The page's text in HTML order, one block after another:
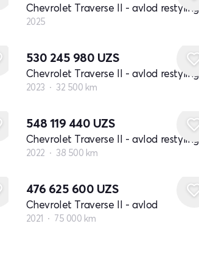
Chevrolet Traverse II - avlod restyling
2025
530 245 980 UZS
Chevrolet Traverse II - avlod restyling
2023 32 500 km
548 119 440 UZS
Chevrolet Traverse II - avlod restyling
2022 38 500 km
476 625 600 UZS
Chevrolet Traverse II - avlod
2021 75 000 km